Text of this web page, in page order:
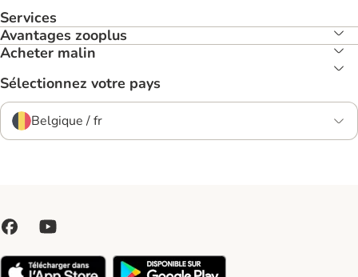
Services
Avantages zooplus
Acheter malin
Sélectionnez votre pays
Belgique / fr